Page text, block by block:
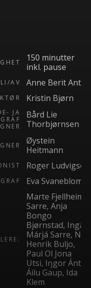
150 minutter
inkl. pause
AV Anne Berit Anti
Kristin Bjørn
JA
Bård Lie
Thorbjørnsen
Øystein
Heitmann
Roger Ludvigsen
Eva Svaneblom
Marte Fjellheim
Sarre, Anja
Bongo
Bjørnstad, Ingá
Márjá Sarre, Nils
Henrik Buljo,
Paul Ol Jona
Utsi, Iŋgor Ántte
Áilu Gaup, Ida
Klem